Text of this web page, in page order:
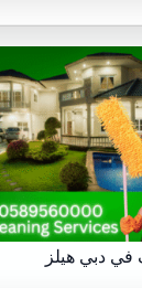
دبي هيلز